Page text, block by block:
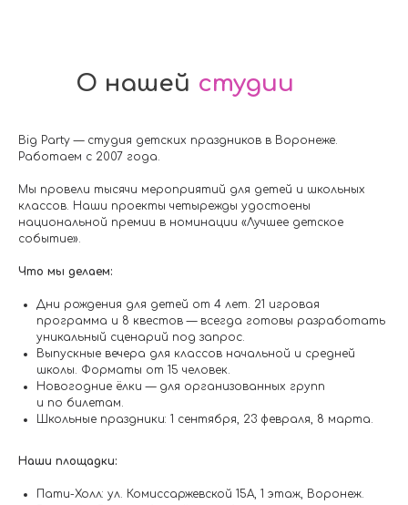
О нашей студии
Big Party — студия детских праздников в Воронеже.
Работаем с 2007 года.
Мы провели тысячи мероприятий для детей и школьных
классов. Наши проекты четырежды удостоены
национальной премии в номинации «Лучшее детское
событие».
Что мы делаем:
Дни рождения для детей от 4 лет. 21 игровая
программа и 8 квестов — всегда готовы разработать
уникальный сценарий под запрос.
Выпускные вечера для классов начальной и средней
школы. Форматы от 15 человек.
Новогодние ёлки — для организованных групп
и по билетам.
Школьные праздники: 1 сентября, 23 февраля, 8 марта.
Наши площадки:
Пати-Холл: ул. Комиссаржевской 15А, 1 этаж, Воронеж.